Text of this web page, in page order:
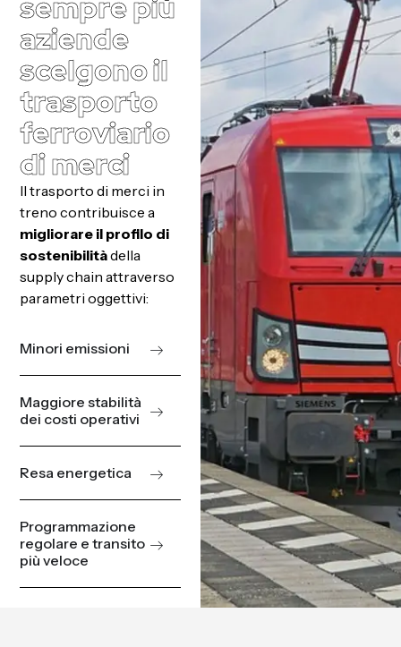
sempre più
aziende
scelgono il
trasporto
ferroviario
di merci
Il trasporto di merci in
treno contribuisce a
migliorare il profilo di
sostenibilitàdella
supply chain attraverso
parametri oggettivi:
Minori emissioni
Maggiore stabilità
dei costi operativi
Resa energetica
Programmazione
regolare e transito
più veloce